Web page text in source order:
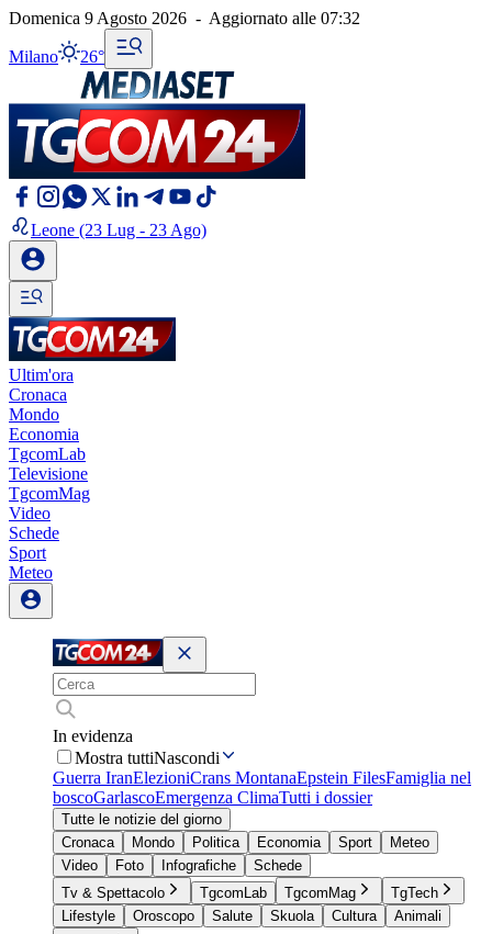
Domenica 9 Agosto 2026 - Aggiornato alle 07:32
Milano 26°
Leone (23 Lug - 23 Ago)
Ultim'ora
Cronaca
Mondo
Economia
TgcomLab
Televisione
TgcomMag
Video
Schede
Sport
Meteo
In evidenza
Mostra tuttiNascondi
Guerra IranElezioniCrans MontanaEpstein FilesFamiglia nel
boscoGarlascoEmergenza ClimaTutti i dossier
Tutte le notizie del giorno
Cronaca
Mondo Politica Economia Sport
Meteo
Video
Foto Infografiche
Schede
Tv & Spettacolo
TgcomLab TgcomMag
TgTech
Lifestyle
Oroscopo Salute Skuola Cultura
Animali